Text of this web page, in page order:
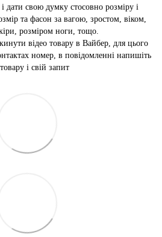
дати свою думку стосовно розміру і
та фасон за вагою, зростом, віком,
розміром ноги, тощо.
відео товару в Вайбер, для цього
номер, в повідомленні напишіть
і свій запит